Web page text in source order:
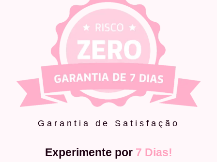
Garantia de Satisfação
Experimente por 7 Dias!